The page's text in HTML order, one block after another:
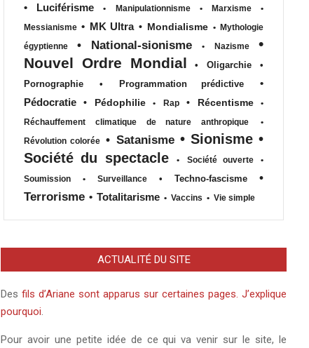
• Luciférisme • Manipulationnisme • Marxisme
•
Messianisme • MK Ultra • Mondialisme • Mythologie
égyptienne
• National-sionisme • Nazisme
•
Nouvel Ordre Mondial
• Oligarchie
•
Pornographie
• Programmation prédictive
•
Pédocratie
• Pédophilie • Rap • Récentisme
•
Réchauffement climatique de nature anthropique
•
Révolution colorée • Satanisme • Sionisme •
Société du spectacle
• Société ouverte
•
Soumission
• Surveillance • Techno-fascisme
•
Terrorisme • Totalitarisme • Vaccins • Vie simple
ACTUALITÉ DU SITE
Des fils d’Ariane sont apparus sur certaines pages. J’explique
pourquoi.
Pour avoir une petite idée de ce qui va venir sur le site, le